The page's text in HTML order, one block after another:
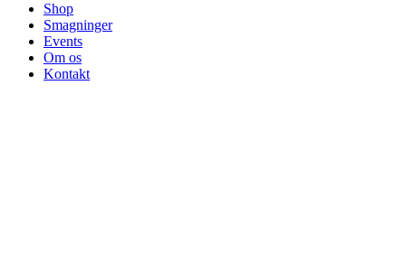
Shop
Smagninger
Events
Om os
Kontakt